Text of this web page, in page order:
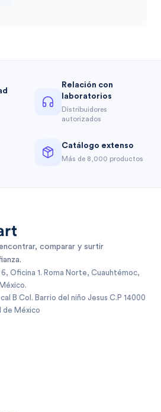
Relación con
laboratorios
Distribuidores
autorizados
Catálogo extenso
Más de 8,000 productos
comparar y surtir
Oficina 1. Roma Norte, Cuauhtémoc,
B Col. Barrio del niño Jesus C.P 14000
de México